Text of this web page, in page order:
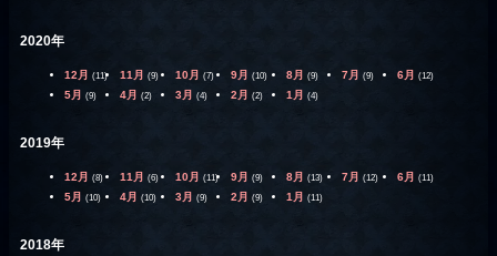
2020年
12月 (11) 11月 (9) 10月 (7) 9月 (10) 8月 (9) 7月 (9) 6月 (12)
5月 (9) 4月 (2) 3月 (4) 2月 (2) 1月 (4)
2019年
12月 (8) 11月 (6) 10月 (11) 9月 (9) 8月 (13) 7月 (12) 6月 (11)
5月 (10) 4月 (10) 3月 (9) 2月 (9) 1月 (11)
2018年